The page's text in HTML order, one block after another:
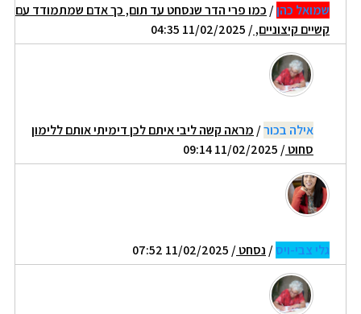
שמואל כהן/ כמו פרי הדר שנסחט עד תום, כך אדם שמתמודד עם
קשיים קיצוניים,/ 11/02/2025 04:35
אילה בכור/ מראה קשה ליבי איתם לכן דימיתי אותם ללימון
סחוט/ 11/02/2025 09:14
גלי צבי-ויס/ נסחט/ 11/02/2025 07:52